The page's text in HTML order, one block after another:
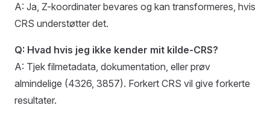
A: Ja, Z-koordinater bevares og kan transformeres, hvis
CRS understøtter det.
Q: Hvad hvis jeg ikke kender mit kilde-CRS?
A: Tjek filmetadata, dokumentation, eller prøv
almindelige (4326, 3857). Forkert CRS vil give forkerte
resultater.